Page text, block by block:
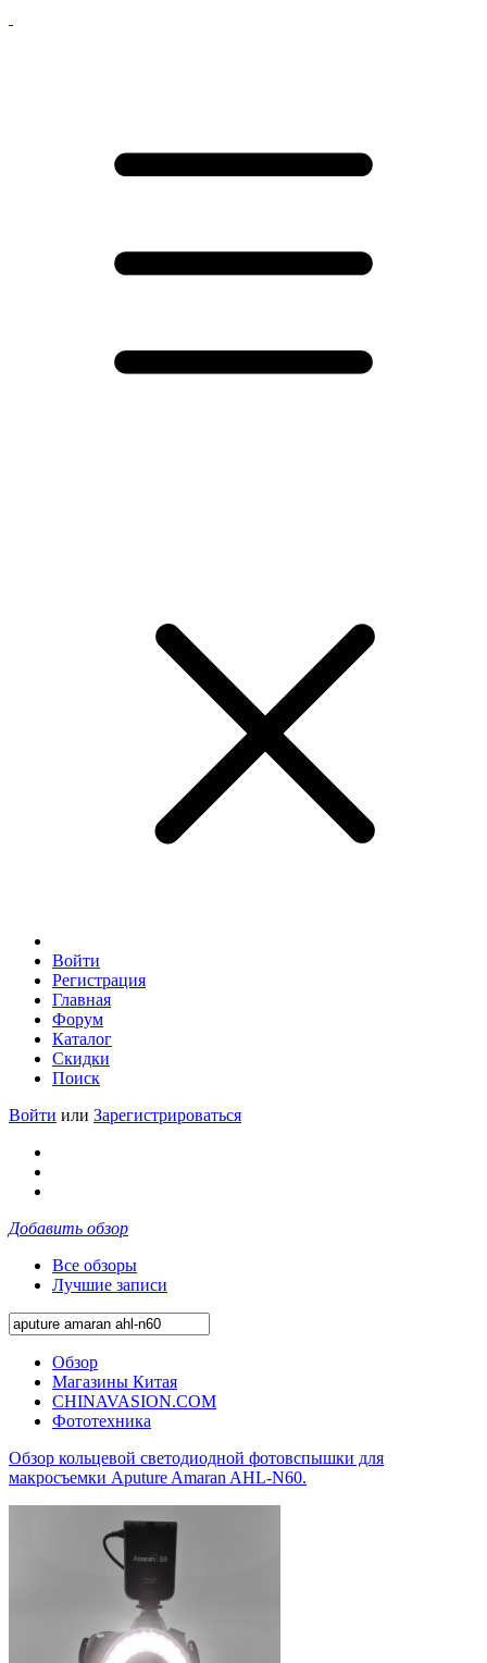
Войти
Регистрация
Главная
Форум
Каталог
Скидки
Поиск
Войти или Зарегистрироваться
Добавить обзор
Все обзоры
Лучшие записи
Обзор
Магазины Китая
CHINAVASION.COM
Фототехника
Обзор кольцевой светодиодной фотовспышки для
макросъемки Aputure Amaran AHL-N60.